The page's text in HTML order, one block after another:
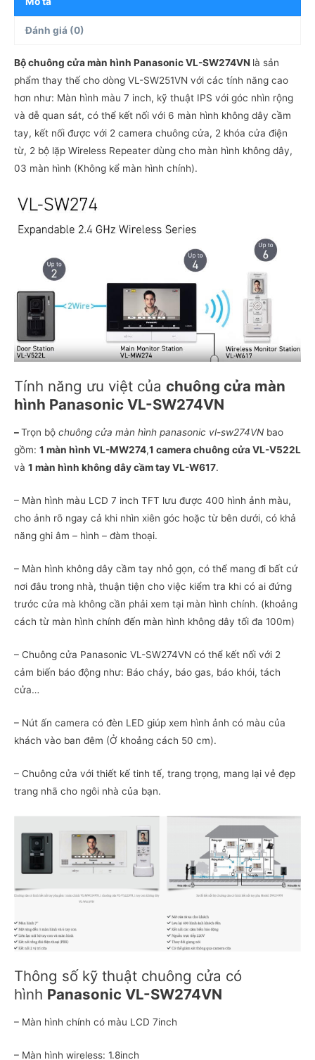
Đánh giá (0)
Bộ chuông cửa màn hình Panasonic VL-SW274VN là sản
phẩm thay thế cho dòng VL-SW251VN với các tính năng cao
hơn như: Màn hình màu 7 inch, kỹ thuật IPS với góc nhìn rộng
và dễ quan sát, có thể kết nối với 6 màn hình không dây cầm
tay, kết nối được với 2 camera chuông cửa, 2 khóa cửa điện
từ, 2 bộ lặp Wireless Repeater dùng cho màn hình không dây,
03 màn hình (Không kể màn hình chính).
Tính năng ưu việt của chuông cửa màn
hình Panasonic VL-SW274VN
–Trọn bộ chuông cửa màn hình panasonic vl-sw274VN bao
gồm: 1 màn hình VL-MW274,1 camera chuông cửa VL-V522L
và 1 màn hình không dây cầm tay VL-W617.
– Màn hình màu LCD 7 inch TFT lưu được 400 hình ảnh màu,
cho ảnh rõ ngay cả khi nhìn xiên góc hoặc từ bên dưới, có khả
năng ghi âm – hình – đàm thoại.
– Màn hình không dây cầm tay nhỏ gọn, có thể mang đi bất cứ
nơi đâu trong nhà, thuận tiện cho việc kiểm tra khi có ai đứng
trước cửa mà không cần phải xem tại màn hình chính. (khoảng
cách từ màn hình chính đến màn hình không dây tối đa 100m)
– Chuông cửa Panasonic VL-SW274VN có thể kết nối với 2
cảm biến báo động như: Báo cháy, báo gas, báo khói, tách
cửa…
– Nút ấn camera có đèn LED giúp xem hình ảnh có màu của
khách vào ban đêm (Ở khoảng cách 50 cm).
– Chuông cửa với thiết kế tinh tế, trang trọng, mang lại vẻ đẹp
trang nhã cho ngôi nhà của bạn.
Thông số kỹ thuật chuông cửa có
hình Panasonic VL-SW274VN
– Màn hình chính có màu LCD 7inch
– Màn hình wireless: 1.8inch